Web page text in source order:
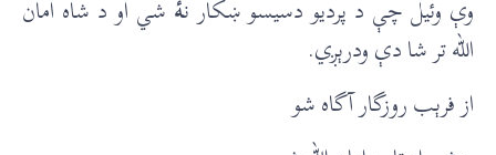
وې وئیل چې د پردیو دسیسو ښکار نۀشي او د شاه امان
الله تر شا دې ودرېږي.
از فرېب روزگار آگاه شو